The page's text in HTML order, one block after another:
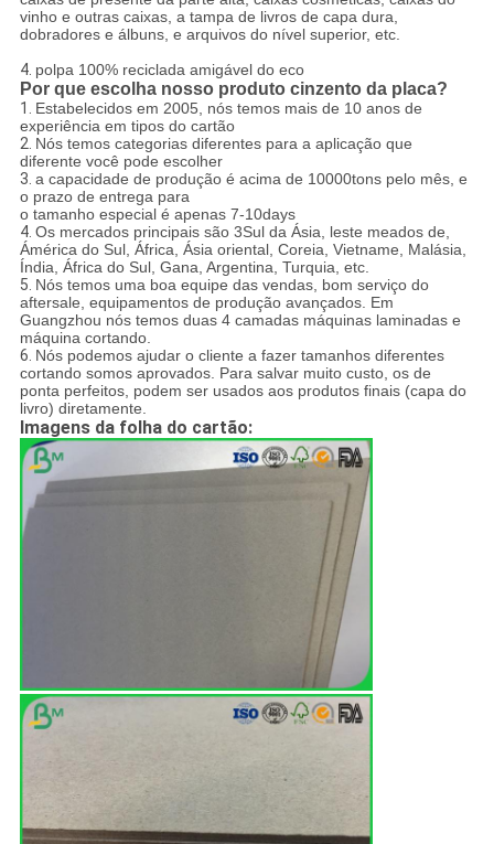
vinho e outras caixas, a tampa de livros de capa dura,
dobradores e álbuns, e arquivos do nível superior, etc.
4. polpa 100% reciclada amigável do eco
Por que escolha nosso produto cinzento da placa?
1. Estabelecidos em 2005, nós temos mais de 10 anos de
experiência em tipos do cartão
2. Nós temos categorias diferentes para a aplicação que
diferente você pode escolher
3. a capacidade de produção é acima de 10000tons pelo mês, e
o prazo de entrega para
o tamanho especial é apenas 7-10days
4. Os mercados principais são 3Sul da Ásia, leste meados de,
Ámérica do Sul, África, Ásia oriental, Coreia, Vietname, Malásia,
Índia, África do Sul, Gana, Argentina, Turquia, etc.
5. Nós temos uma boa equipe das vendas, bom serviço do
aftersale, equipamentos de produção avançados. Em
Guangzhou nós temos duas 4 camadas máquinas laminadas e
máquina cortando.
6. Nós podemos ajudar o cliente a fazer tamanhos diferentes
cortando somos aprovados. Para salvar muito custo, os de
ponta perfeitos, podem ser usados aos produtos finais (capa do
livro) diretamente.
Imagens da folha do cartão: